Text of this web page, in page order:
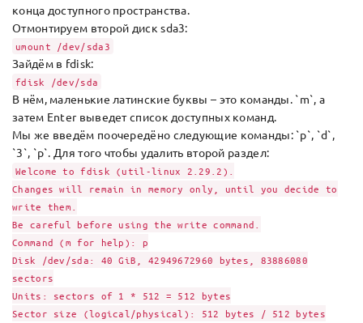
конца доступного пространства.
Отмонтируем второй диск sda3:
umount /dev/sda3
Зайдём в fdisk:
fdisk /dev/sda
В нём, маленькие латинские буквы – это команды. `m`, а
затем Enter выведет список доступных команд.
Мы же введём поочередёно следующие команды: `p`, `d`,
`3`, `p`. Для того чтобы удалить второй раздел:
Welcome to fdisk (util-linux 2.29.2).
Changes will remain in memory only, until you decide to
write them.
Be careful before using the write command.
Command (m for help): p
Disk /dev/sda: 40 GiB, 42949672960 bytes, 83886080
sectors
Units: sectors of 1 * 512 = 512 bytes
Sector size (logical/physical): 512 bytes / 512 bytes